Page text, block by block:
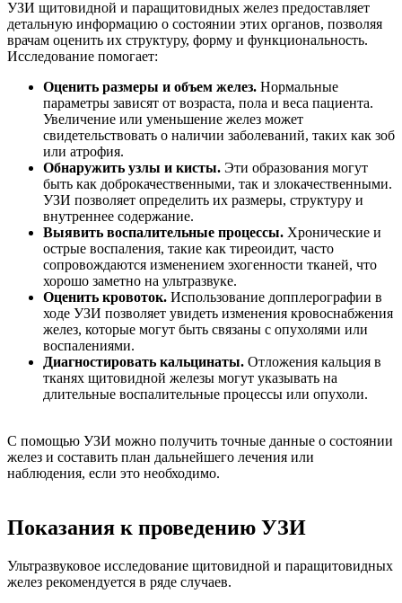
УЗИ щитовидной и паращитовидных желез предоставляет
детальную информацию о состоянии этих органов, позволяя
врачам оценить их структуру, форму и функциональность.
Исследование помогает:
Оценить размеры и объем желез. Нормальные
параметры зависят от возраста, пола и веса пациента.
Увеличение или уменьшение желез может
свидетельствовать о наличии заболеваний, таких как зоб
или атрофия.
Обнаружить узлы и кисты. Эти образования могут
быть как доброкачественными, так и злокачественными.
УЗИ позволяет определить их размеры, структуру и
внутреннее содержание.
Выявить воспалительные процессы. Хронические и
острые воспаления, такие как тиреоидит, часто
сопровождаются изменением эхогенности тканей, что
хорошо заметно на ультразвуке.
Оценить кровоток. Использование допплерографии в
ходе УЗИ позволяет увидеть изменения кровоснабжения
желез, которые могут быть связаны с опухолями или
воспалениями.
Диагностировать кальцинаты. Отложения кальция в
тканях щитовидной железы могут указывать на
длительные воспалительные процессы или опухоли.
С помощью УЗИ можно получить точные данные о состоянии
желез и составить план дальнейшего лечения или
наблюдения, если это необходимо.
Показания к проведению УЗИ
Ультразвуковое исследование щитовидной и паращитовидных
желез рекомендуется в ряде случаев.